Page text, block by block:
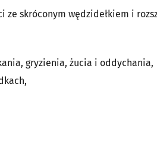
skróconym wędzidełkiem i
gryzienia, żucia i oddychania,